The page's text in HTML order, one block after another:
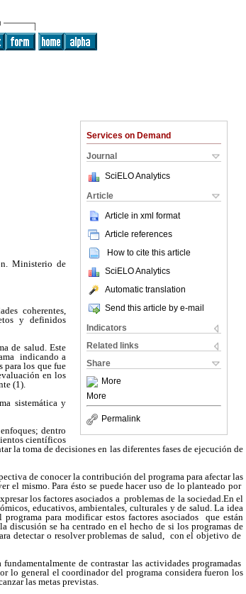
Services on Demand
Journal
SciELO Analytics
Article
Article in xml format
Article references
How to cite this article
SciELO Analytics
Automatic translation
Send this article by e-mail
Indicators
Related links
Share
More
More
Permalink
Ministerio de
coherentes,
y definidos
de salud. Este
indicando a
para los que fue
en los
(1).
sistemática y
dentro
científicos
la toma de decisiones en las diferentes fases de ejecución de
de conocer la contribución del programa para afectar las
el mismo. Para ésto se puede hacer uso de lo planteado por
los factores asociados a problemas de la sociedad.En el
educativos, ambientales, culturales y de salud. La idea
para modificar estos factores asociados que están
se ha centrado en el hecho de si los programas de
detectar o resolver problemas de salud, con el objetivo de
de contrastar las actividades programadas
lo general el coordinador del programa considera fueron los
las metas previstas.